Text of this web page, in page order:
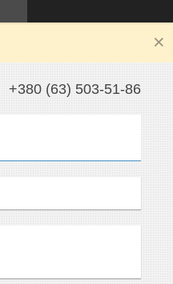
+380 (63) 503-51-86